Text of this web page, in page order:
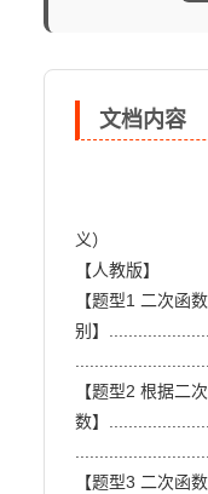
文档内容
义）
【人教版】
【题型1 二次函
别】
【题型2 根据二
数】
【题型3 二次函